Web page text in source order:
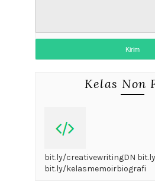
Kelas Non
bit.ly/creativewritingDN
bit.ly/kelasmemoirbiografi